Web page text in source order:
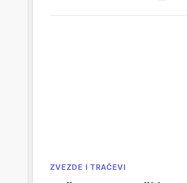
ZVEZDE I TRAČEVI